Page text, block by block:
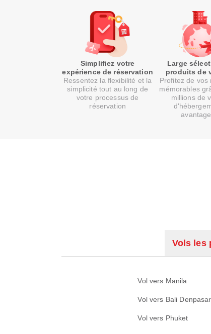
Simplifiez votre
expérience de réservation
Ressentez la flexibilité et la
simplicité tout au long de
votre processus de
réservation
Large
produits de
Profitez de vos
mémorables
millions de
Vols les
Vol vers Manila
Vol vers Bali Denpasar
Vol vers Phuket